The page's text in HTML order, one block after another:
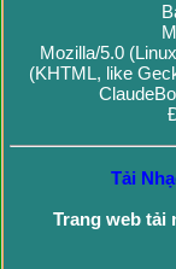
Mozilla/5.0
(KHTML, like
Tải
Trang web tải